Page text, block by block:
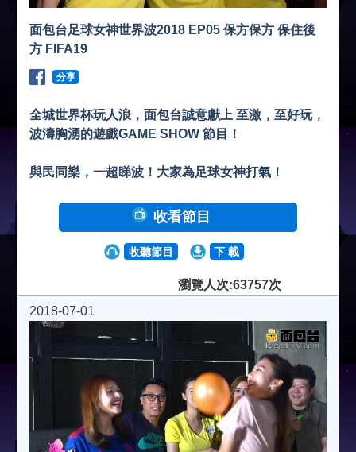
面包台足球女神世界波2018 EP05 保方保方 保住後
方 FIFA19
分享
全城世界杯玩人浪，面包台誠意獻上 至激，至好玩，
波濤胸湧的遊戲GAME SHOW 節目！
與民同樂，一超睇波！大家為足球女神打氣！
收看節目
收聽節目 下 載
瀏覽人次:63757次
2018-07-01